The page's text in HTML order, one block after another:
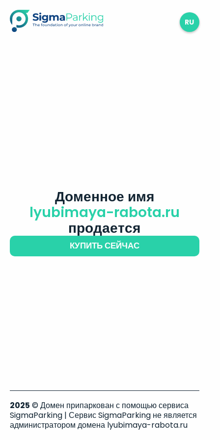
RU
Доменное имя
lyubimaya-rabota.ru
продается
КУПИТЬ СЕЙЧАС
2025 © Домен припаркован с помощью сервиса
SigmaParking | Сервис SigmaParking не является
администратором домена lyubimaya-rabota.ru